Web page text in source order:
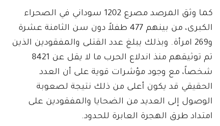
كما وثق المرصد مصرع 1202 سوداني في الصحراء
الكبرى، من بينهم 477 طفلاً دون سن الثامنة عشرة
و269 امرأة. وبذلك يبلغ عدد القتلى والمفقودين الذين
تم توثيقهم منذ اندلاع الحرب ما لا يقل عن 8421
شخصاً، مع وجود مؤشرات قوية على أن العدد
الحقيقي قد يكون أعلى من ذلك نتيجة لصعوبة
الوصول إلى العديد من الضحايا والمفقودين على
امتداد طرق الهجرة العابرة للحدود.